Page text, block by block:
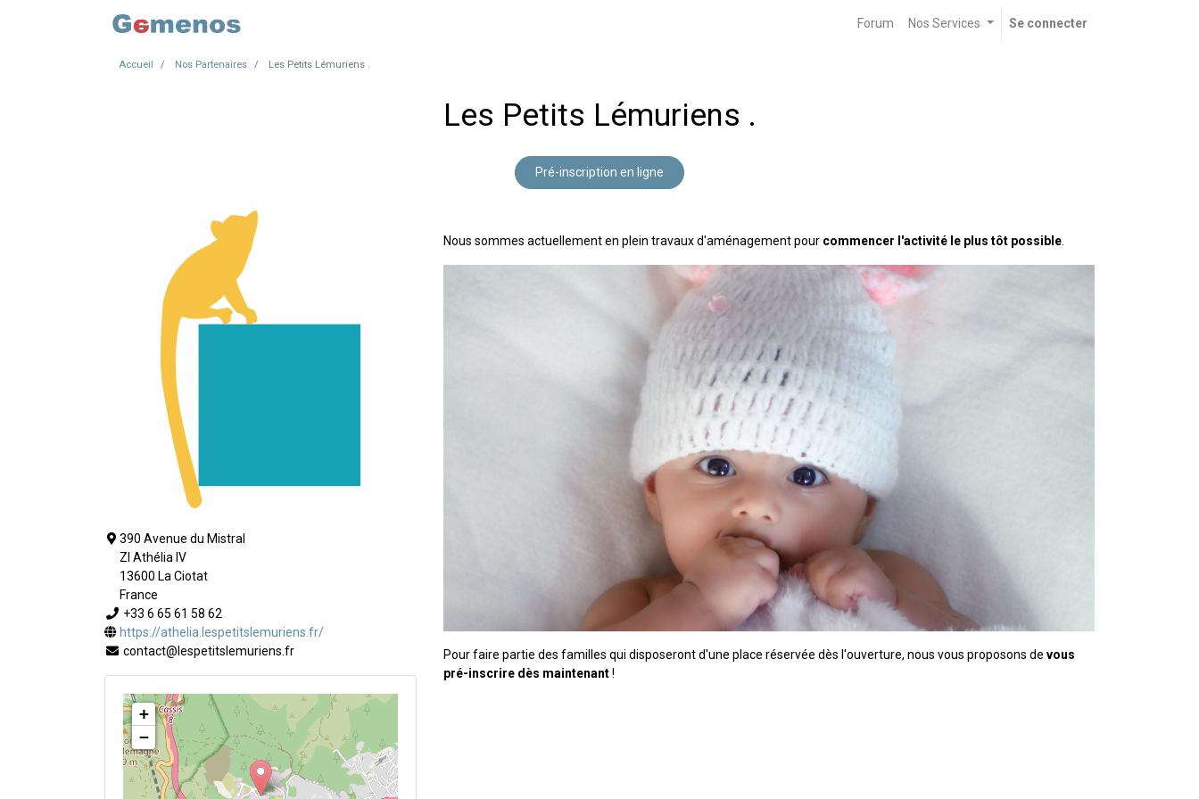
Forum Nos Services Se connecter
Accueil Nos Partenaires Les Petits Lémuriens .
Les Petits Lémuriens .
Pré-inscription en ligne
390 Avenue du Mistral
ZI Athélia IV
13600 La Ciotat
France
+33 6 65 61 58 62
https://athelia.lespetitslemuriens.fr/
contact@lespetitslemuriens.fr
+
−
Nous sommes actuellement en plein travaux d'aménagement pour commencer l'activité le plus tôt possible.
Pour faire partie des familles qui disposeront d'une place réservée dès l'ouverture, nous vous proposons de vous
pré-inscrire dès maintenant!